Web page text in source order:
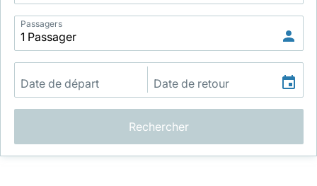
LuxairTours
Passagers
Rechercher